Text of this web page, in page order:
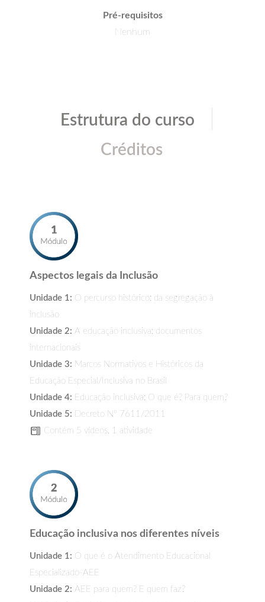
Pré-requisitos
Nenhum
Estrutura do curso
Créditos
Aspectos legais da Inclusão
Unidade 1: O percurso histórico: da segregação à
inclusão
Unidade 2: A educação inclusiva: documentos
internacionais
Unidade 3: Marcos Normativos e Históricos da
Educação Especial/Inclusiva no Brasil
Unidade 4: Educação inclusiva: O que é? Para quem?
Unidade 5: Decreto Nº 7611/2011
Contém 5 vídeos, 1 atividade
Educação inclusiva nos diferentes níveis
Unidade 1: O que é o Atendimento Educacional
Especializado-AEE
Unidade 2: AEE para quem? E quem faz?